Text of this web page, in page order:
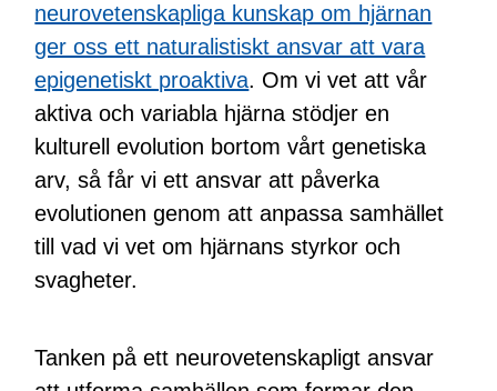
neurovetenskapliga kunskap om hjärnan
ger oss ett naturalistiskt ansvar att vara
epigenetiskt proaktiva. Om vi vet att vår
aktiva och variabla hjärna stödjer en
kulturell evolution bortom vårt genetiska
arv, så får vi ett ansvar att påverka
evolutionen genom att anpassa samhället
till vad vi vet om hjärnans styrkor och
svagheter.
Tanken på ett neurovetenskapligt ansvar